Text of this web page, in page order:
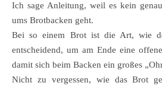
Ich sage Anleitung, weil es kein
ums Brotbacken geht.
Bei so einem Brot ist die Art, wie
entscheidend, um am Ende eine
damit sich beim Backen ein großes
Nicht zu vergessen, wie das Brot